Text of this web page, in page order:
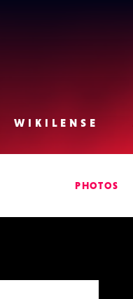
WIKILENSE
PHOTOS